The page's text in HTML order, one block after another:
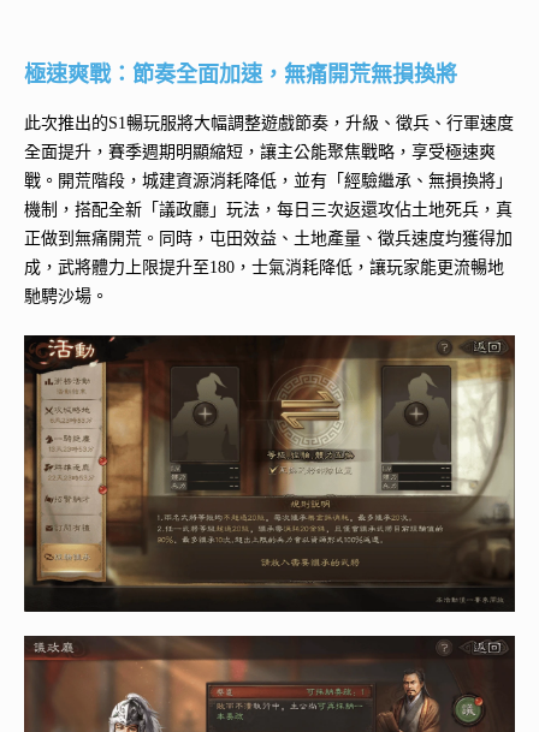
極速爽戰：節奏全面加速，無痛開荒無損換將
此次推出的S1暢玩服將大幅調整遊戲節奏，升級、徵兵、行軍速度
全面提升，賽季週期明顯縮短，讓主公能聚焦戰略，享受極速爽
戰。開荒階段，城建資源消耗降低，並有「經驗繼承、無損換將」
機制，搭配全新「議政廳」玩法，每日三次返還攻佔土地死兵，真
正做到無痛開荒。同時，屯田效益、土地產量、徵兵速度均獲得加
成，武將體力上限提升至180，士氣消耗降低，讓玩家能更流暢地
馳騁沙場。